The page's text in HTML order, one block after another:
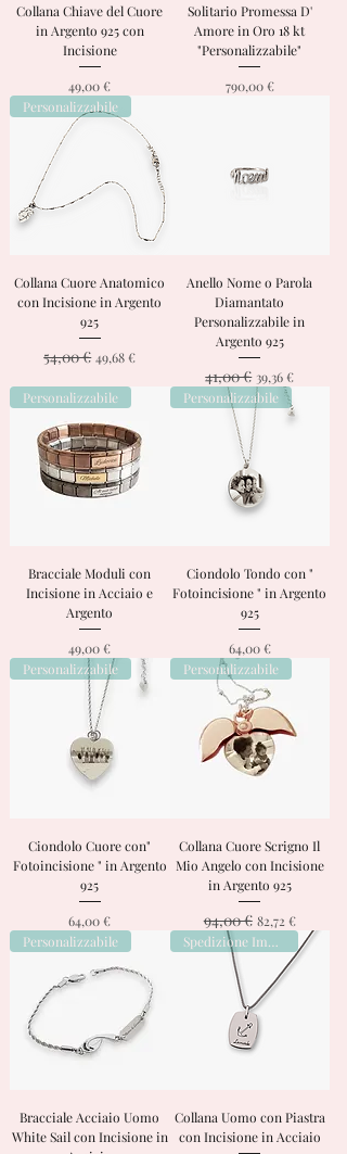
Collana Chiave del Cuore
in Argento 925 con
Incisione
Prezzo
49,00 €
Solitario Promessa D'
Amore in Oro 18 kt
"Personalizzabile"
Prezzo
790,00 €
Personalizzabile
Collana Cuore Anatomico
con Incisione in Argento
925
Prezzo regolare
54,00 € Prezzo scontato
49,68 €
Anello Nome o Parola
Diamantato
Personalizzabile in
Argento 925
Prezzo regolare
41,00 € Prezzo scontato
39,36 €
Personalizzabile
Bracciale Moduli con
Incisione in Acciaio e
Argento
Prezzo
49,00 €
Personalizzabile
Ciondolo Tondo con "
Fotoincisione " in Argento
925
Prezzo
64,00 €
Personalizzabile
Ciondolo Cuore con"
Fotoincisione " in Argento
925
Prezzo
64,00 €
Personalizzabile
Collana Cuore Scrigno Il
Mio Angelo con Incisione
in Argento 925
Prezzo regolare
94,00 € Prezzo scontato
82,72 €
Personalizzabile
Bracciale Acciaio Uomo
White Sail con Incisione in
Collana Uomo con Piastra
con Incisione in Acciaio